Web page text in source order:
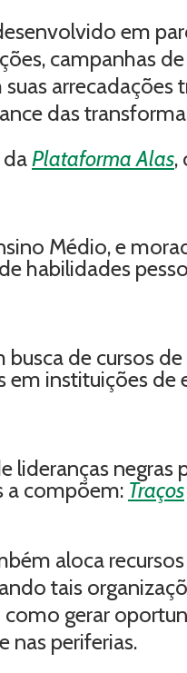
em
campanhas
arrecadações
das
Plataforma Alas,
Médio, e
habilidades
de cursos
em instituições de
lideranças negras
a compõem: Traços
aloca
tais
gerar
nas periferias.